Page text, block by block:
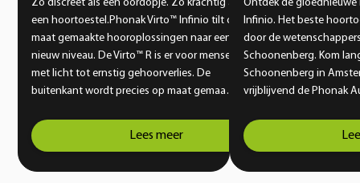
Zo discreet als een oordopje. Zo krachtig als
een hoortoestel.Phonak Virto™ Infinio tilt op
maat gemaakte hooroplossingen naar een
nieuw niveau. De Virto™ R is er voor mensen
met licht tot ernstig gehoorverlies. De
buitenkant wordt precies op maat gemaakt
pasvorm die comfortabel en veilig aanvoelt,
zelfs wanneer je een actieve levensstijl hebt
Lees meer
Ontdek de
Infinio. Het beste
door de
Schoonenberg. Kom
Schoonenberg in
vrijblijvend de Phonak
doorbreekt de huidige
hoortoesteltechniek.